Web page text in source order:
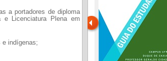
a portadores de diploma
Licenciatura Plena em
e indígenas;